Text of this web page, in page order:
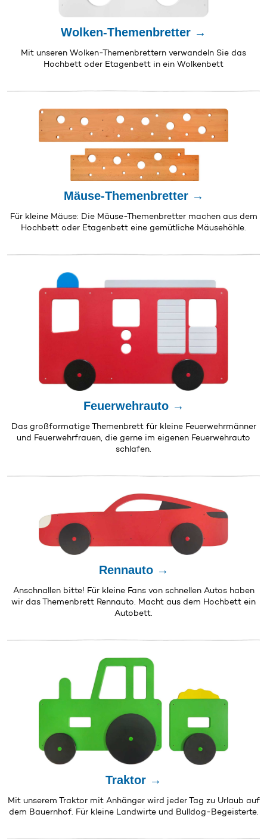
Wolken-Themenbretter →
Mit unseren Wolken-Themenbrettern verwandeln Sie das
Hochbett oder Etagenbett in ein Wolkenbett
Mäuse-Themenbretter →
Für kleine Mäuse: Die Mäuse-Themenbretter machen aus dem
Hochbett oder Etagenbett eine gemütliche Mäusehöhle.
Feuerwehrauto →
Das großformatige Themenbrett für kleine Feuerwehrmänner
und Feuerwehrfrauen, die gerne im eigenen Feuerwehrauto
schlafen.
Rennauto →
Anschnallen bitte! Für kleine Fans von schnellen Autos haben
wir das Themenbrett Rennauto. Macht aus dem Hochbett ein
Autobett.
Traktor →
Mit unserem Traktor mit Anhänger wird jeder Tag zu Urlaub auf
dem Bauernhof. Für kleine Landwirte und Bulldog-Begeisterte.